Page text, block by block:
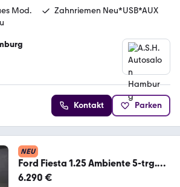
Mod.
Zahnriemen Neu*USB*AUX
Kontakt Parken
NEU
Ford Fiesta 1.25 Ambiente 5-trg.
Klima Bluetooth PDC
6.290 €